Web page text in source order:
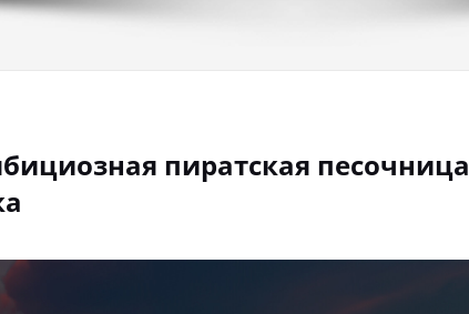
пиратская песочница